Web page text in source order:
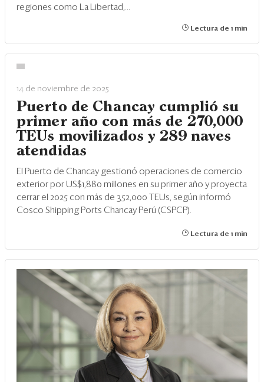
regiones como La Libertad,...
Lectura de 1 min
14 de noviembre de 2025
Puerto de Chancay cumplió su
primer año con más de 270,000
TEUs movilizados y 289 naves
atendidas
El Puerto de Chancay gestionó operaciones de comercio
exterior por US$1,880 millones en su primer año y proyecta
cerrar el 2025 con más de 352,000 TEUs, según informó
Cosco Shipping Ports Chancay Perú (CSPCP).
Lectura de 1 min